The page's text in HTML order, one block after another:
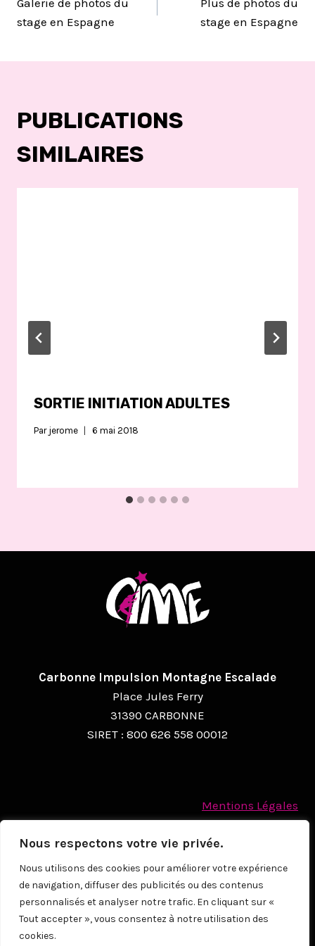
Nous respectons votre vie privée.
Nous utilisons des cookies pour améliorer votre expérience
de navigation, diffuser des publicités ou des contenus
personnalisés et analyser notre trafic. En cliquant sur «
Tout accepter », vous consentez à notre utilisation des
cookies.
DE
stage en Espagne
stage en Espagne
PUBLICATIONS
SIMILAIRES
SORTIE INITIATION ADULTES
Par jerome 6 mai 2018
Carbonne Impulsion Montagne Escalade
Place Jules Ferry
31390 CARBONNE
SIRET : 800 626 558 00012
Mentions Légales
Politique des cookies
Protection des Données à caractère personnel
© 2026